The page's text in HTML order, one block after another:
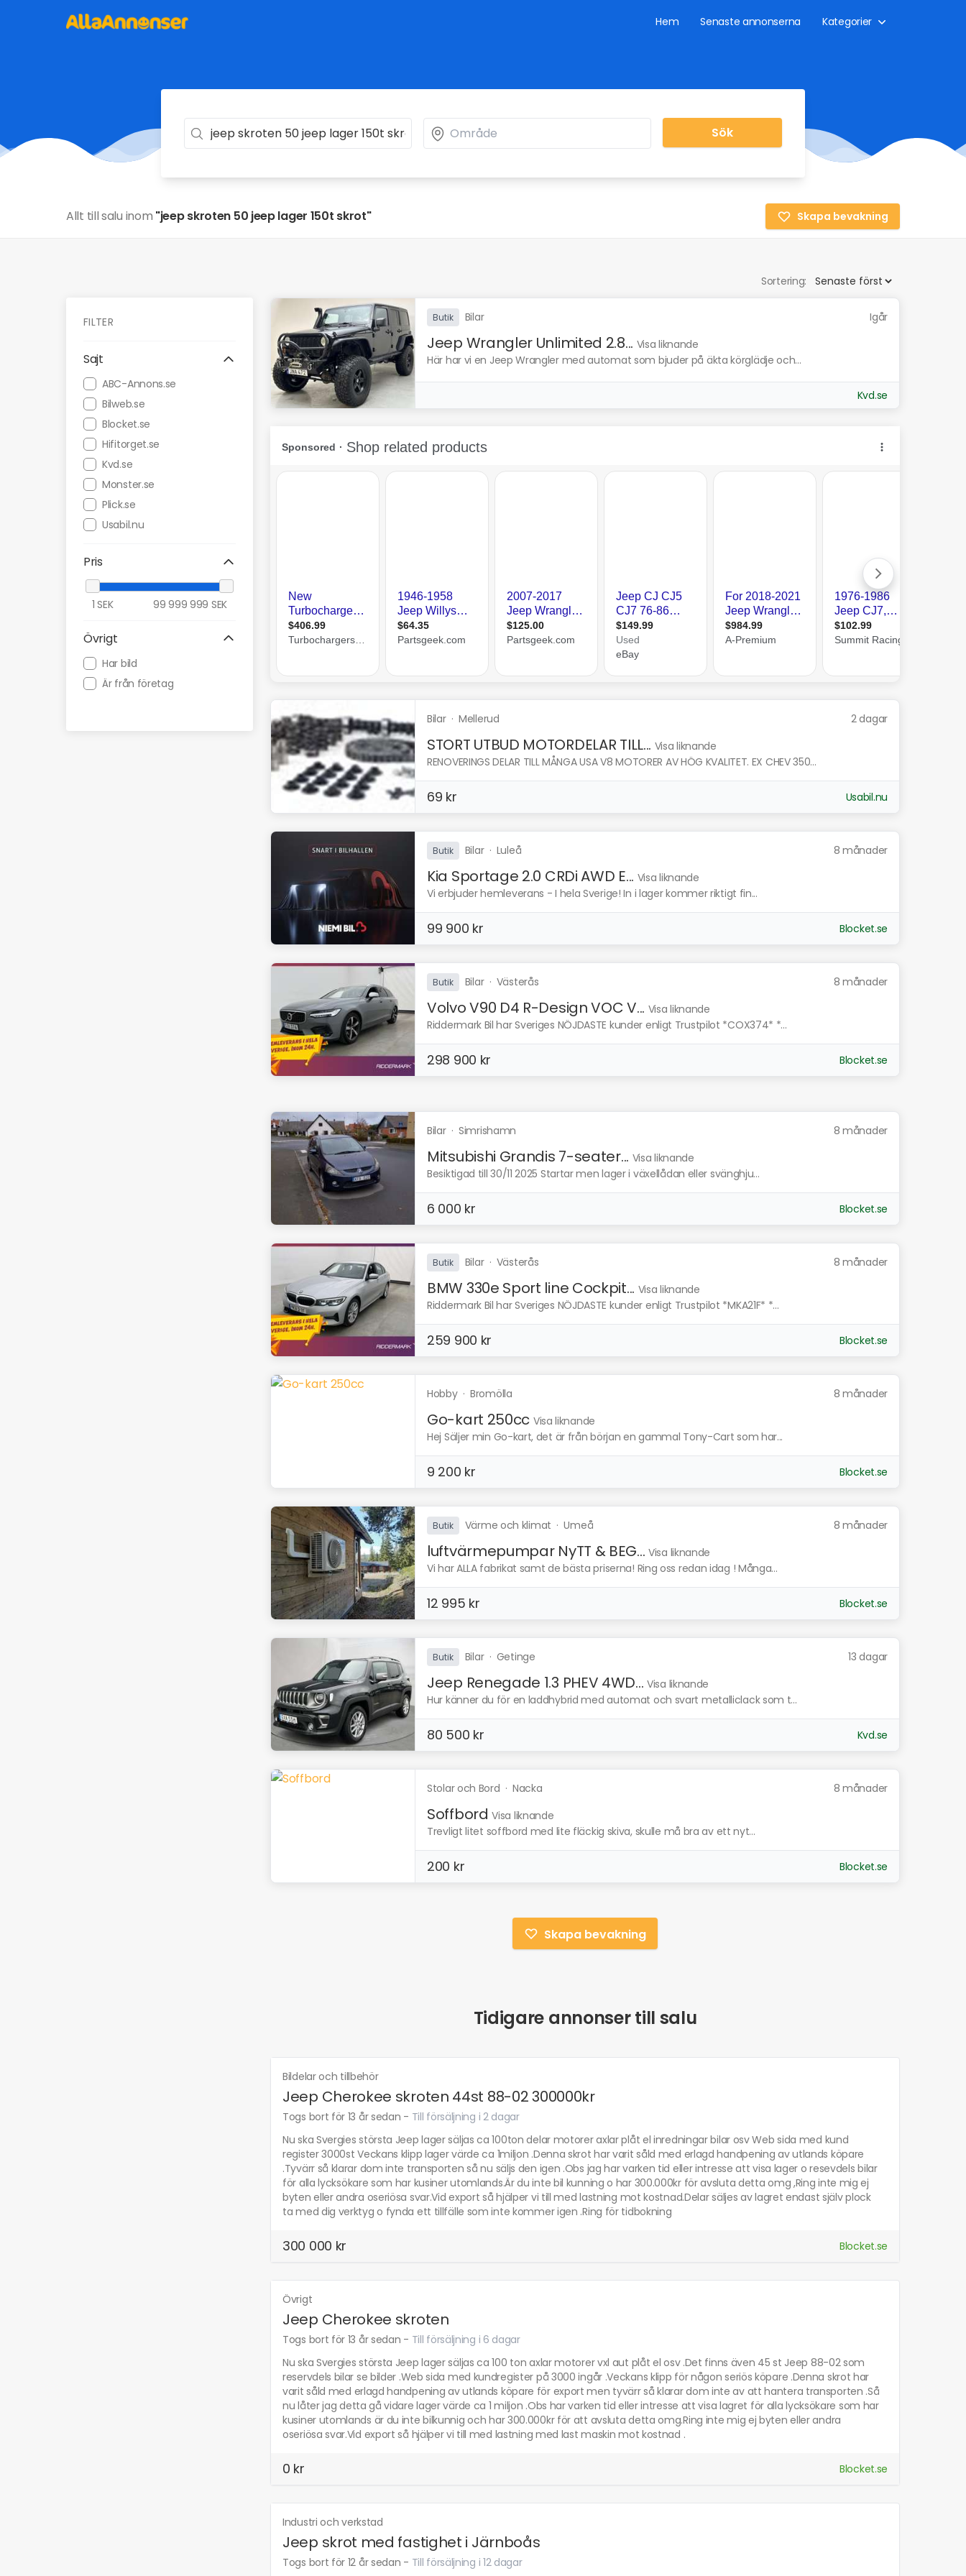
Hem Senaste annonserna Kategorier
Sök
Allt till salu inom "jeep skroten 50 jeep lager 150t skrot" Skapa bevakning
Sortering:
FILTER
Sajt
ABC-Annons.se
Bilweb.se
Blocket.se
Hifitorget.se
Kvd.se
Monster.se
Plick.se
Usabil.nu
Pris
1 SEK 99 999 999 SEK
Övrigt
Har bild
Är från företag
Butik Bilar Igår
Jeep Wrangler Unlimited 2.8... Visa liknande
Här har vi en Jeep Wrangler med automat som bjuder på äkta körglädje och...
Kvd.se
Bilar· Mellerud 2 dagar
STORT UTBUD MOTORDELAR TILL... Visa liknande
RENOVERINGS DELAR TILL MÅNGA USA V8 MOTORER AV HÖG KVALITET. EX CHEV 350...
69 kr Usabil.nu
Butik Bilar· Luleå 8 månader
Kia Sportage 2.0 CRDi AWD E... Visa liknande
Vi erbjuder hemleverans - I hela Sverige! In i lager kommer riktigt fin...
99 900 kr Blocket.se
Butik Bilar· Västerås 8 månader
Volvo V90 D4 R-Design VOC V... Visa liknande
Riddermark Bil har Sveriges NÖJDASTE kunder enligt Trustpilot *COX374* *...
298 900 kr Blocket.se
Bilar· Simrishamn 8 månader
Mitsubishi Grandis 7-seater... Visa liknande
Besiktigad till 30/11 2025 Startar men lager i växellådan eller svänghju...
6 000 kr Blocket.se
Butik Bilar· Västerås 8 månader
BMW 330e Sport line Cockpit... Visa liknande
Riddermark Bil har Sveriges NÖJDASTE kunder enligt Trustpilot *MKA21F* *...
259 900 kr Blocket.se
Hobby· Bromölla 8 månader
Go-kart 250cc Visa liknande
Hej Säljer min Go-kart, det är från början en gammal Tony-Cart som har...
9 200 kr Blocket.se
Butik Värme och klimat ·Umeå 8 månader
luftvärmepumpar NyTT & BEG... Visa liknande
Vi har ALLA fabrikat samt de bästa priserna! Ring oss redan idag ! Många...
12 995 kr Blocket.se
Butik Bilar· Getinge 13 dagar
Jeep Renegade 1.3 PHEV 4WD... Visa liknande
Hur känner du för en laddhybrid med automat och svart metalliclack som t...
80 500 kr Kvd.se
Stolar och Bord · Nacka 8 månader
Soffbord Visa liknande
Trevligt litet soffbord med lite fläckig skiva, skulle må bra av ett nyt...
200 kr Blocket.se
Skapa bevakning
Tidigare annonser till salu
Bildelar och tillbehör
Jeep Cherokee skroten 44st 88-02 300000kr
Togs bort för 13 år sedan - Till försäljning i 2 dagar
Nu ska Svergies största Jeep lager säljas ca 100ton delar motorer axlar plåt el inredningar bilar osv Web sida med kund
register 3000st Veckans klipp lager värde ca 1miljon .Denna skrot har varit såld med erlagd handpening av utlands köpare
.Tyvärr så klarar dom inte transporten så nu säljs den igen .Obs jag har varken tid eller intresse att visa lager o resevdels bilar
för alla lycksökare som har kusiner utomlands.Är du inte bil kunning o har 300.000kr för avsluta detta omg ,Ring inte mig ej
byten eller andra oseriösa svar.Vid export så hjälper vi till med lastning mot kostnad.Delar säljes av lagret endast själv plock
ta med dig verktyg o fynda ett tillfälle som inte kommer igen .Ring för tidbokning
300 000 kr Blocket.se
Övrigt
Jeep Cherokee skroten
Togs bort för 13 år sedan - Till försäljning i 6 dagar
Nu ska Svergies största Jeep lager säljas ca 100 ton axlar motorer vxl aut plåt el osv .Det finns även 45 st Jeep 88-02 som
reservdels bilar se bilder .Web sida med kundregister på 3000 ingår .Veckans klipp för någon seriös köpare .Denna skrot har
varit såld med erlagd handpening av utlands köpare för export men tyvärr så klarar dom inte av att hantera transporten .Så
nu låter jag detta gå vidare lager värde ca 1 miljon .Obs har varken tid eller intresse att visa lagret för alla lycksökare som har
kusiner utomlands är du inte bilkunnig och har 300.000kr för att avsluta detta omg.Ring inte mig ej byten eller andra
oseriösa svar.Vid export så hjälper vi till med lastning med last maskin mot kostnad .
0 kr Blocket.se
Industri och verkstad
Jeep skrot med fastighet i Järnboås
Togs bort för 12 år sedan - Till försäljning i 12 dagar